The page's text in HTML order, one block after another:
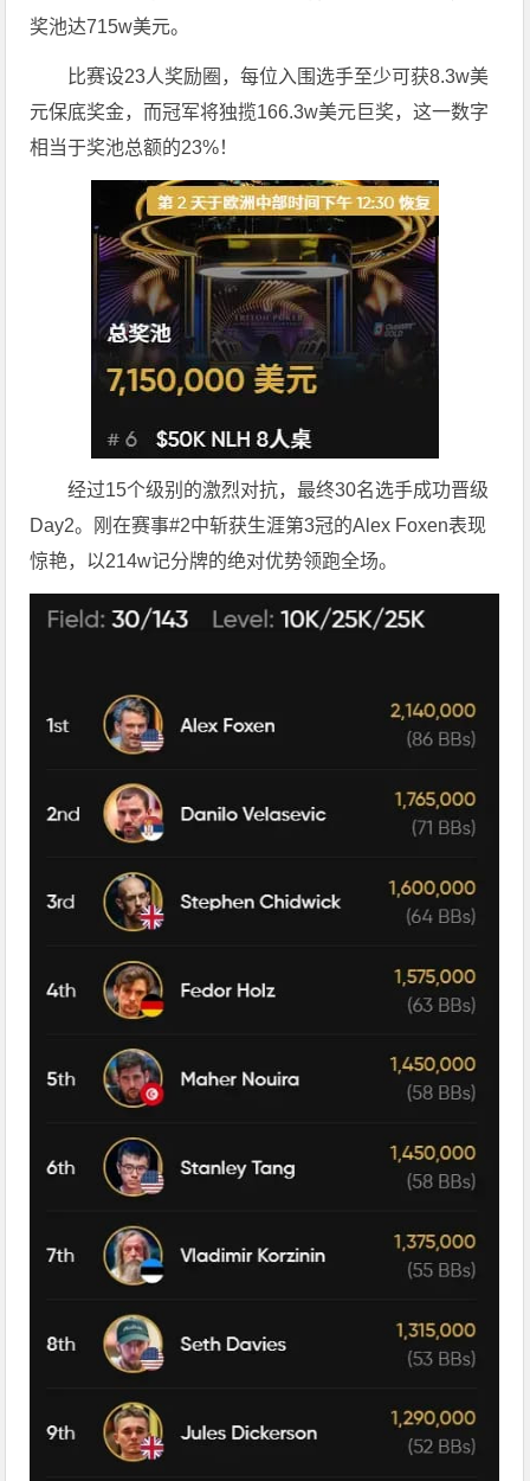
奖池达715w美元。
比赛设23人奖励圈，每位入围选手至少可获8.3w美
元保底奖金，而冠军将独揽166.3w美元巨奖，这一数字
相当于奖池总额的23%！
经过15个级别的激烈对抗，最终30名选手成功晋级
Day2。刚在赛事#2中斩获生涯第3冠的Alex Foxen表现
惊艳，以214w记分牌的绝对优势领跑全场。